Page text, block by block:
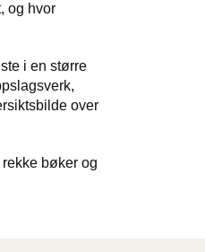
og hvor
i en større
over
bøker og